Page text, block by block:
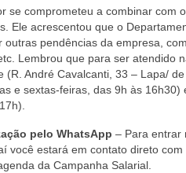
se comprometeu a combinar com
Ele acrescentou que o
outras pendências da empresa,
Lembrou que para ser atendido
(R. André Cavalcanti, 33 – Lapa/
e sextas-feiras, das 9h às
pelo WhatsApp – Para entrar
você estará em contato direto
da Campanha Salarial.